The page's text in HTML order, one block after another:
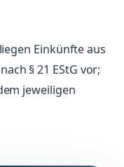
Einkünfte aus
nach § 21 EStG vor;
jeweiligen